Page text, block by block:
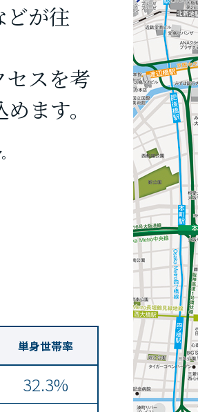
どが往
セスを考
ます。
単身世帯率
32.3%